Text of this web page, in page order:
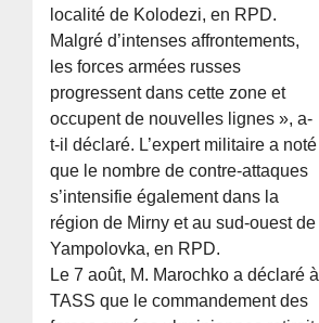
localité de Kolodezi, en RPD.
Malgré d’intenses affrontements,
les forces armées russes
progressent dans cette zone et
occupent de nouvelles lignes », a-
t-il déclaré. L’expert militaire a noté
que le nombre de contre-attaques
s’intensifie également dans la
région de Mirny et au sud-ouest de
Yampolovka, en RPD.
Le 7 août, M. Marochko a déclaré à
TASS que le commandement des